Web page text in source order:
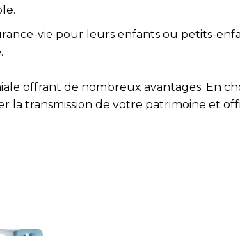
vie pour leurs enfants ou petits-
offrant de nombreux avantages. En
la transmission de votre patrimoine et